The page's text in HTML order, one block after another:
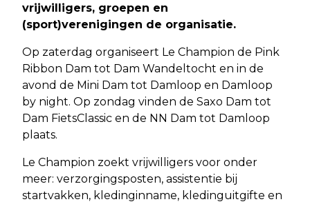
vrijwilligers, groepen en
(sport)verenigingen de organisatie.
Op zaterdag organiseert Le Champion de Pink
Ribbon Dam tot Dam Wandeltocht en in de
avond de Mini Dam tot Damloop en Damloop
by night. Op zondag vinden de Saxo Dam tot
Dam FietsClassic en de NN Dam tot Damloop
plaats.
Le Champion zoekt vrijwilligers voor onder
meer: verzorgingsposten, assistentie bij
startvakken, kledinginname, kledinguitgifte en